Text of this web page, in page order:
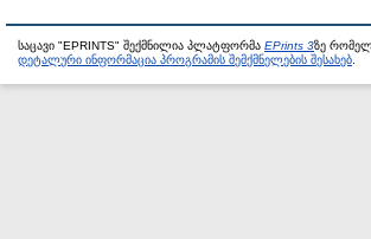
საცავი "EPRINTS" შექმნილია პლატფორმა EPrints 3ზე
დეტალური ინფორმაცია პროგრამის შემქმნელების შესახებ